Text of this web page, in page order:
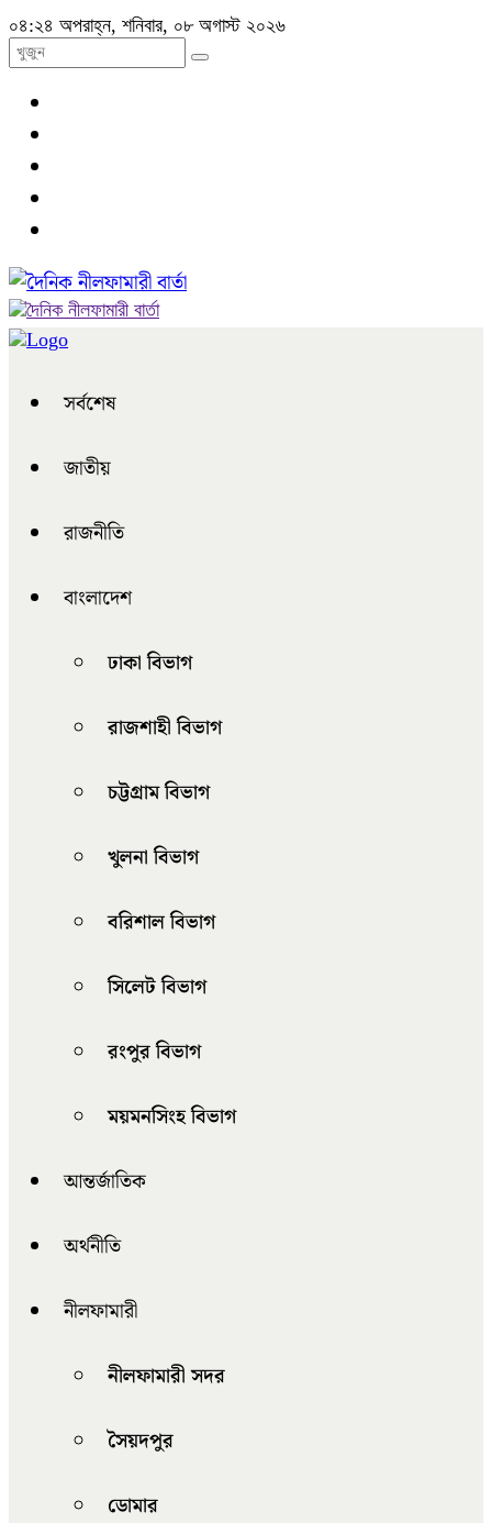
০৪:২৪ অপরাহ্ন, শনিবার, ০৮ অগাস্ট ২০২৬
সর্বশেষ
জাতীয়
রাজনীতি
বাংলাদেশ
ঢাকা বিভাগ
রাজশাহী বিভাগ
চট্টগ্রাম বিভাগ
খুলনা বিভাগ
বরিশাল বিভাগ
সিলেট বিভাগ
রংপুর বিভাগ
ময়মনসিংহ বিভাগ
আন্তর্জাতিক
অর্থনীতি
নীলফামারী
নীলফামারী সদর
সৈয়দপুর
ডোমার